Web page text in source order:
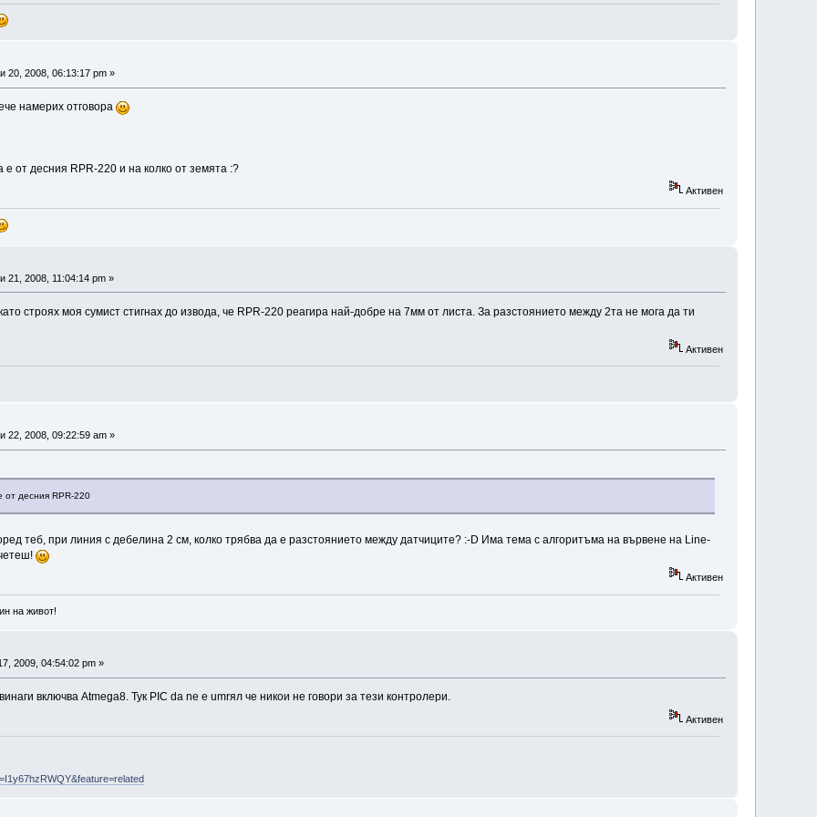
20, 2008, 06:13:17 pm »
намерих отговора
е от десния RPR-220 и на колко от земята :?
Активен
21, 2008, 11:04:14 pm »
строях моя сумист стигнах до извода, че RPR-220 реагира най-добре на 7мм от листа. За разстоянието между 2та не мога да ти
Активен
22, 2008, 09:22:59 am »
от десния RPR-220
теб, при линия с дебелина 2 см, колко трябва да е разстоянието между датчиците? :-D Има тема с алгоритъма на вървене на Line-
Активен
на живот!
2009, 04:54:02 pm »
включва Atmega8. Тук PIC da ne e umrял че никои не говори за тези контролери.
Активен